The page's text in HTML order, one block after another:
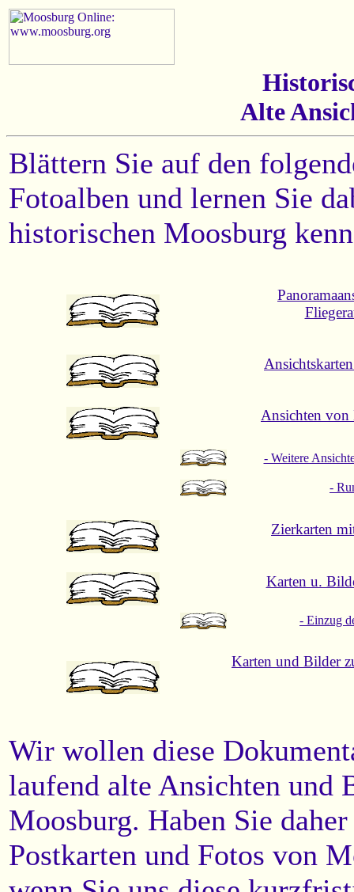
Alte
Blättern Sie auf den
Fotoalben und lernen Sie
historischen Moosburg
Ansichten von
- Weitere
-
Zierkarten
Karten u.
- Einzug
Karten und Bilder
Wir wollen diese
laufend alte Ansichten und
Moosburg. Haben Sie
Postkarten und Fotos von